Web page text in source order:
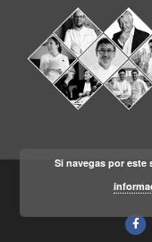
Aviso
Si navegas por